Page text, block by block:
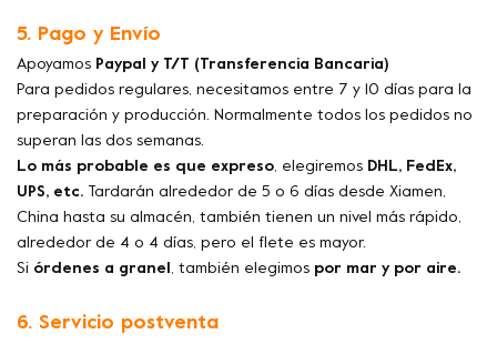
5. Pago y Envío
Apoyamos Paypal y T/T (Transferencia Bancaria)
Para pedidos regulares, necesitamos entre 7 y 10 días para la
preparación y producción. Normalmente todos los pedidos no
superan las dos semanas.
Lo más probable es que expreso, elegiremos DHL, FedEx,
UPS, etc. Tardarán alrededor de 5 o 6 días desde Xiamen,
China hasta su almacén, también tienen un nivel más rápido,
alrededor de 4 o 4 días, pero el flete es mayor.
Si órdenes a granel , también elegimos por mar y por aire.
6. Servicio postventa